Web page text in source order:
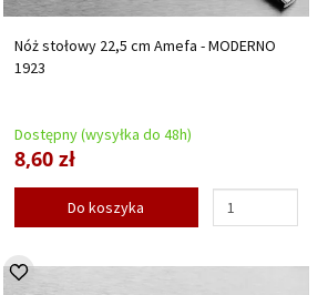
Nóż stołowy 22,5 cm Amefa - MODERNO
1923
Dostępny (wysyłka do 48h)
8,60 zł
Do koszyka